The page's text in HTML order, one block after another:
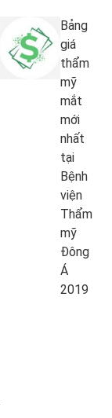
Bảng
giá
thẩm
mỹ
mắt
mới
nhất
tại
Bệnh
viện
Thẩm
mỹ
Đông
Á
2019